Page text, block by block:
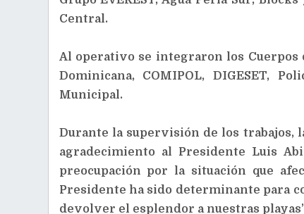
Central.
Al operativo se integraron los Cuerpos
Dominicana, COMIPOL, DIGESET,
Municipal.
Durante la supervisión de los trabajos,
agradecimiento al Presidente Luis
preocupación por la situación que
Presidente ha sido determinante para
devolver el esplendor a nuestras